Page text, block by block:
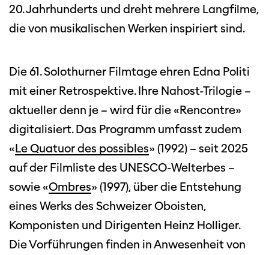
20. Jahrhunderts und dreht mehrere Langfilme,
die von musikalischen Werken inspiriert sind.
Die 61. Solothurner Filmtage ehren Edna Politi
mit einer Retrospektive. Ihre Nahost-Trilogie –
aktueller denn je – wird für die «Rencontre»
digitalisiert. Das Programm umfasst zudem
«Le Quatuor des possibles» (1992) – seit 2025
auf der Filmliste des UNESCO-Welterbes –
sowie «Ombres» (1997), über die Entstehung
eines Werks des Schweizer Oboisten,
Komponisten und Dirigenten Heinz Holliger.
Die Vorführungen finden in Anwesenheit von